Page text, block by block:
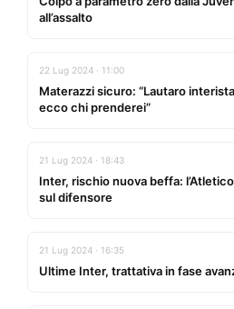
all’assalto
22 Lug 2024 · 11:00
Materazzi sicuro: “Lautaro
ecco chi prenderei”
21 Lug 2024 · 18:43
Inter, rischio nuova beffa:
sul difensore
21 Lug 2024 · 16:35
Ultime Inter, trattativa in fase